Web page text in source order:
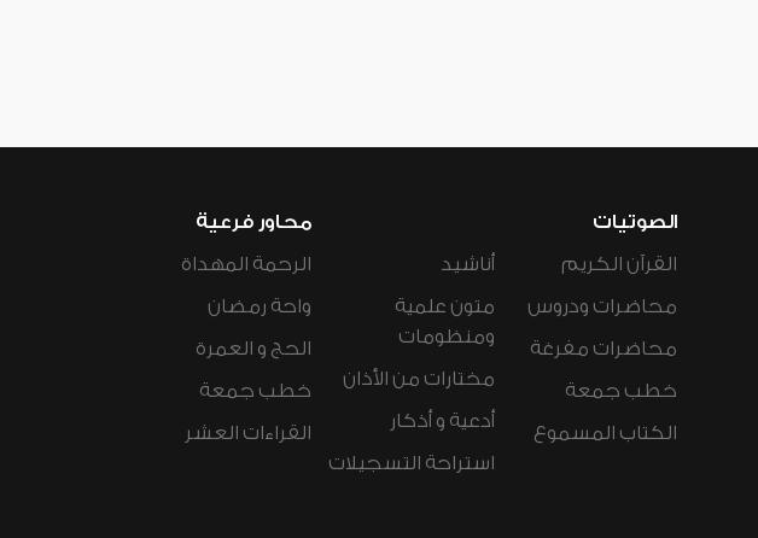
الصوتيات
القرآن الكريم
محاضرات ودروس
محاضرات مفرغة
خطب جمعة
الكتاب المسموع
أناشيد
متون علمية
ومنظومات
مختارات من الأذان
أدعية و أذكار
استراحة التسجيلات
محاور فرعية
الرحمة المهداة
واحة رمضان
الحج و العمرة
خطب جمعة
القراءات العشر